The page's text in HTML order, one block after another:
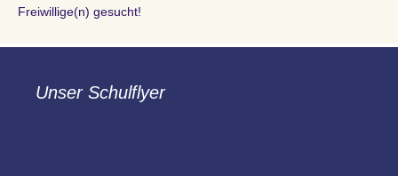
Freiwillige(n) gesucht!
Unser Schulflyer